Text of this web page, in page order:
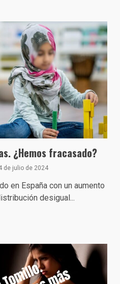
¿Hemos fracasado?
de julio de 2024
en España con un aumento
desigual...